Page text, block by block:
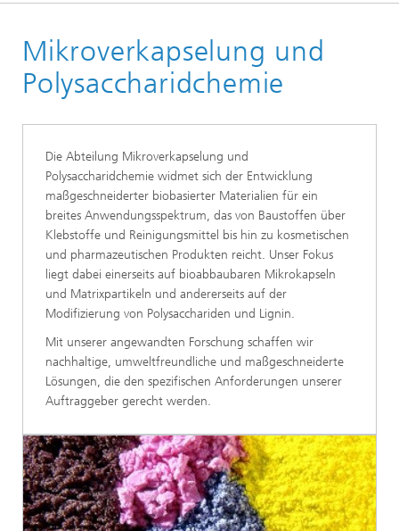
Nachhaltige Polymermaterialien
Mikroverkapselung und
Polysaccharidchemie
Die Abteilung Mikroverkapselung und
Polysaccharidchemie widmet sich der Entwicklung
maßgeschneiderter biobasierter Materialien für ein
breites Anwendungsspektrum, das von Baustoffen über
Klebstoffe und Reinigungsmittel bis hin zu kosmetischen
und pharmazeutischen Produkten reicht. Unser Fokus
liegt dabei einerseits auf bioabbaubaren Mikrokapseln
und Matrixpartikeln und andererseits auf der
Modifizierung von Polysacchariden und Lignin.
Mit unserer angewandten Forschung schaffen wir
nachhaltige, umweltfreundliche und maßgeschneiderte
Lösungen, die den spezifischen Anforderungen unserer
Auftraggeber gerecht werden.